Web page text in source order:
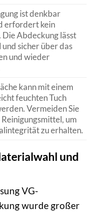
ist denkbar
erfordert kein
Abdeckung lässt
und sicher über das
und wieder
kann mit einem
feuchten Tuch
Vermeiden Sie
um
zu erhalten.
und
VG-
wurde großer